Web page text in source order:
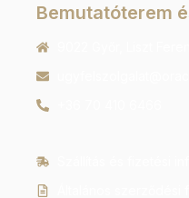
Bemutatóterem